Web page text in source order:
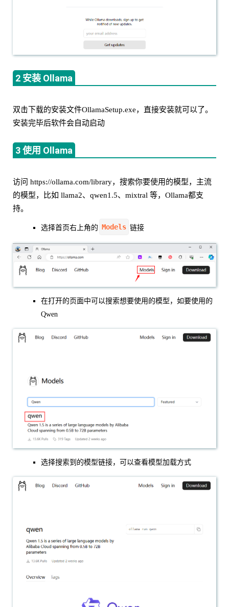
2 安装 Ollama
双击下载的安装文件OllamaSetup.exe，直接安装就可以了。
安装完毕后软件会自动启动
3 使用 Ollama
访问 https://ollama.com/library，搜索你要使用的模型，主流
的模型，比如 llama2、qwen1.5、mixtral 等，Ollama都支
持。
选择首页右上角的 Models 链接
在打开的页面中可以搜索想要使用的模型，如要使用的
Qwen
选择搜索到的模型链接，可以查看模型加载方式